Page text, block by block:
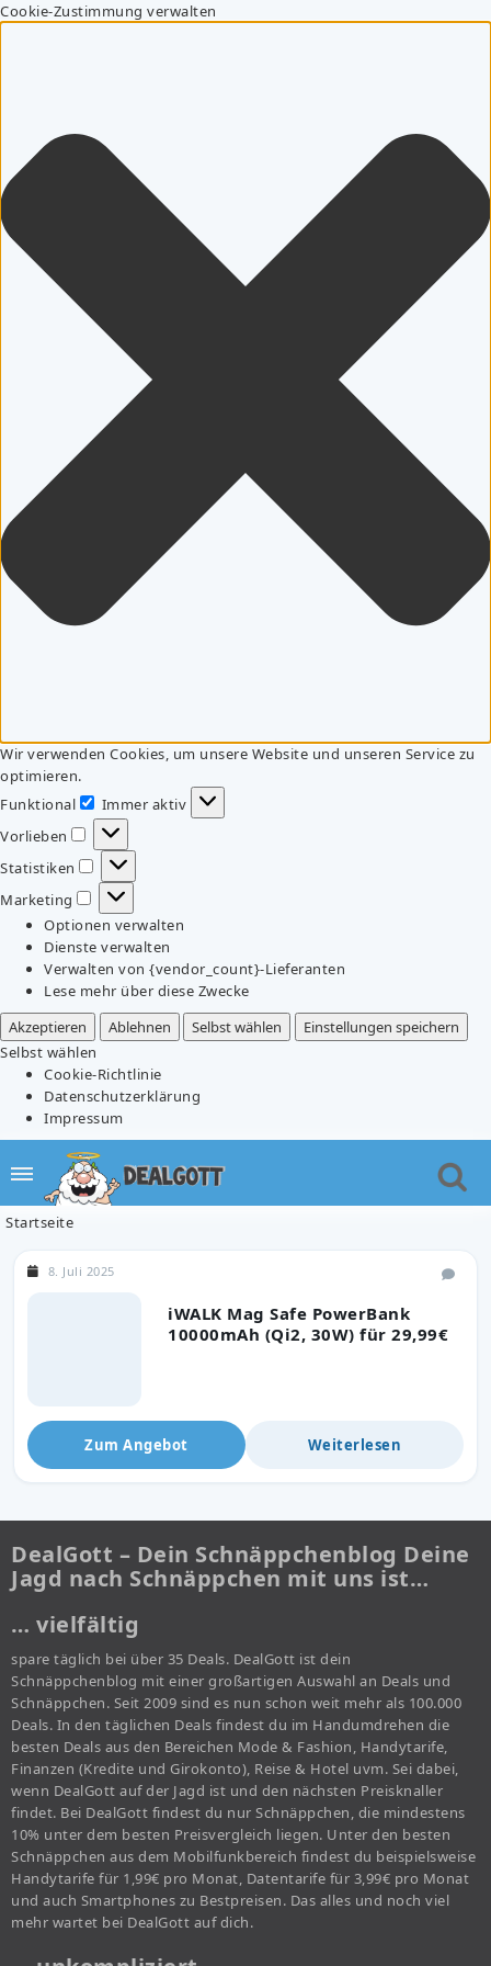
Cookie-Zustimmung verwalten
Wir verwenden Cookies, um unsere Website und unseren Service zu
optimieren.
Funktional
Funktional
Immer aktiv
Vorlieben
Vorlieben
Statistiken
Statistiken
Marketing
Marketing
Optionen verwalten
Dienste verwalten
Verwalten von {vendor_count}-Lieferanten
Lese mehr über diese Zwecke
Akzeptieren
Ablehnen Selbst wählen
Einstellungen speichern
Selbst wählen
Cookie-Richtlinie
Datenschutzerklärung
Impressum
Startseite
iWALK Mag Safe PowerBank
10000mAh (Qi2, 30W) für 29,99€
8. Juli 2025
Zum Angebot Weiterlesen
DealGott – Dein Schnäppchenblog Deine
Jagd nach Schnäppchen mit uns ist…
… vielfältig
spare täglich bei über 35 Deals. DealGott ist dein
Schnäppchenblog mit einer großartigen Auswahl an Deals und
Schnäppchen. Seit 2009 sind es nun schon weit mehr als 100.000
Deals. In den täglichen Deals findest du im Handumdrehen die
besten Deals aus den Bereichen Mode & Fashion, Handytarife,
Finanzen (Kredite und Girokonto), Reise & Hotel uvm. Sei dabei,
wenn DealGott auf der Jagd ist und den nächsten Preisknaller
findet. Bei DealGott findest du nur Schnäppchen, die mindestens
10% unter dem besten Preisvergleich liegen. Unter den besten
Schnäppchen aus dem Mobilfunkbereich findest du beispielsweise
Handytarife für 1,99€ pro Monat, Datentarife für 3,99€ pro Monat
und auch Smartphones zu Bestpreisen. Das alles und noch viel
mehr wartet bei DealGott auf dich.